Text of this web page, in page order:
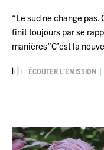
“Le sud ne change pas.
finit toujours par se
manières”C’est la
ÉCOUTER L’ÉMISSION